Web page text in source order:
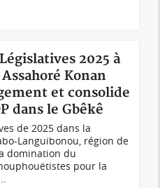
2025 à
Konan
et consolide
dans le Gbêkê
de 2025 dans la
Languibonou, région de
domination du
pour la